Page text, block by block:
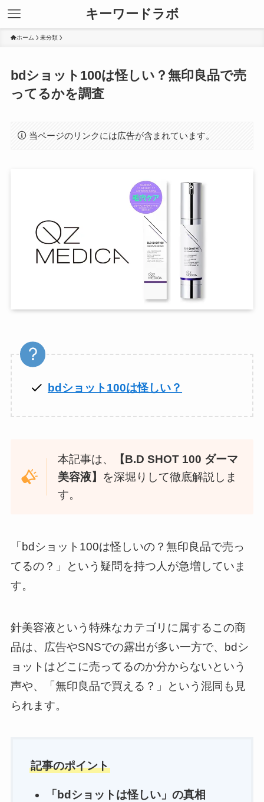
キーワードラボ
ホーム 未分類
bdショット100は怪しい？無印良品で売
ってるかを調査
当ページのリンクには広告が含まれています。
bdショット100は怪しい？
本記事は、
【B.D SHOT 100 ダーマ
美容液】
を深堀りして徹底解説しま
す。
「bdショット100は怪しいの？無印良品で売っ
てるの？」という疑問を持つ人が急増していま
す。
針美容液という特殊なカテゴリに属するこの商
品は、広告やSNSでの露出が多い一方で、bdシ
ョットはどこに売ってるのか分からないという
声や、「無印良品で買える？」という混同も見
られます。
記事のポイント
「bdショットは怪しい」の真相